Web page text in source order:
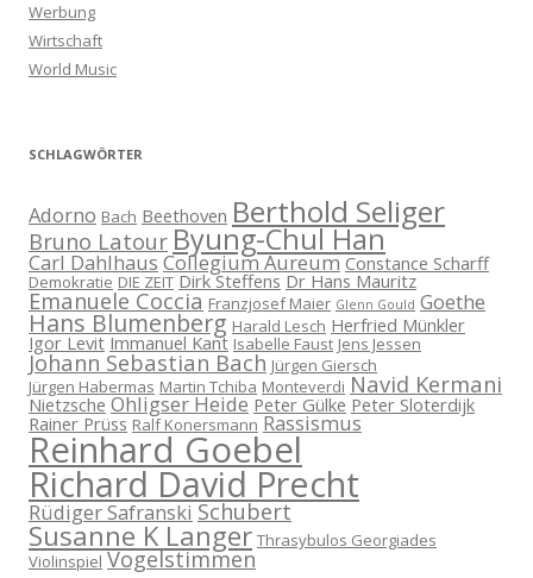
Werbung
Wirtschaft
World Music
SCHLAGWÖRTER
Adorno Bach Beethoven Berthold Seliger
Bruno Latour Byung-Chul Han
Carl Dahlhaus Collegium Aureum Constance Scharff
Demokratie DIE ZEIT Dirk Steffens Dr Hans Mauritz
Emanuele Coccia Franzjosef Maier Glenn Gould Goethe
Hans Blumenberg Harald Lesch Herfried Münkler
Igor Levit Immanuel Kant Isabelle Faust Jens Jessen
Johann Sebastian Bach Jürgen Giersch
Jürgen Habermas Martin Tchiba Monteverdi Navid Kermani
Nietzsche Ohligser Heide Peter Gülke Peter Sloterdijk
Rainer Prüss Ralf Konersmann Rassismus
Reinhard Goebel
Richard David Precht
Rüdiger Safranski Schubert
Susanne K Langer Thrasybulos Georgiades
Violinspiel Vogelstimmen